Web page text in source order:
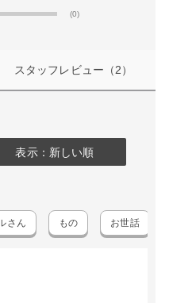
(0)
スタッフレビュー （2）
表示：新しい順
さん もの お世話